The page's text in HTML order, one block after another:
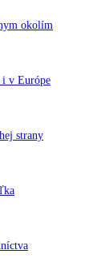
okolím
i v Európe
strany